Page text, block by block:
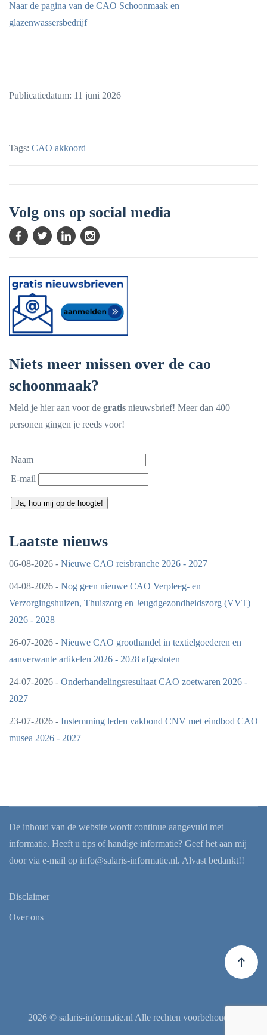
Naar de pagina van de CAO Schoonmaak en
glazenwassersbedrijf
Publicatiedatum: 11 juni 2026
Tags: CAO akkoord
Volg ons op social media
Niets meer missen over de cao
schoonmaak?
Meld je hier aan voor de gratis nieuwsbrief! Meer dan 400
personen gingen je reeds voor!
Naam
E-mail
Ja, hou mij op de hoogte!
Laatste nieuws
06-08-2026 - Nieuwe CAO reisbranche 2026 - 2027
04-08-2026 - Nog geen nieuwe CAO Verpleeg- en
Verzorgingshuizen, Thuiszorg en Jeugdgezondheidszorg (VVT)
2026 - 2028
26-07-2026 - Nieuwe CAO groothandel in textielgoederen en
aanverwante artikelen 2026 - 2028 afgesloten
24-07-2026 - Onderhandelingsresultaat CAO zoetwaren 2026 -
2027
23-07-2026 - Instemming leden vakbond CNV met eindbod CAO
musea 2026 - 2027
De inhoud van de website wordt continue aangevuld met
informatie. Heeft u tips of handige informatie? Geef het aan mij
door via e-mail op info@salaris-informatie.nl. Alvast bedankt!!
Disclaimer
Over ons
2026© salaris-informatie.nl Alle rechten voorbehouden.